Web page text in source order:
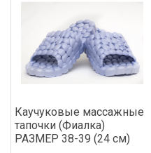
Каучуковые массажные
тапочки (Фиалка)
РАЗМЕР 38-39 (24 см)